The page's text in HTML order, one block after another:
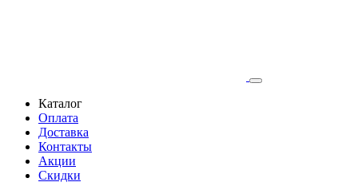
Каталог
Оплата
Доставка
Контакты
Акции
Скидки